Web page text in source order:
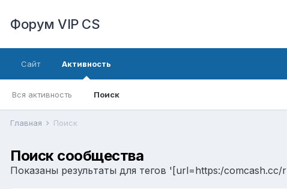
Форум VIP CS
Сайт Активность
Вся активность Поиск
Главная Поиск
Поиск сообщества
Показаны результаты для тегов '[url=https:/